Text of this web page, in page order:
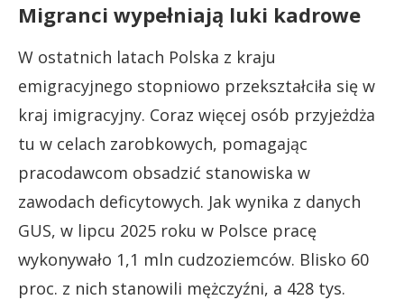
Migranci wypełniają luki kadrowe
W ostatnich latach Polska z kraju
emigracyjnego stopniowo przekształciła się w
kraj imigracyjny. Coraz więcej osób przyjeżdża
tu w celach zarobkowych, pomagając
pracodawcom obsadzić stanowiska w
zawodach deficytowych. Jak wynika z danych
GUS, w lipcu 2025 roku w Polsce pracę
wykonywało 1,1 mln cudzoziemców. Blisko 60
proc. z nich stanowili mężczyźni, a 428 tys.